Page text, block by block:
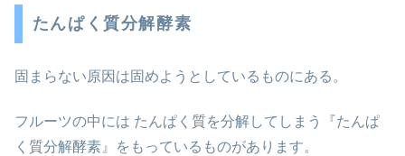
たんぱく質分解酵素
固まらない原因は固めようとしているものにある。
フルーツの中には たんぱく質を分解してしまう『たんぱ
く質分解酵素』をもっているものがあります。